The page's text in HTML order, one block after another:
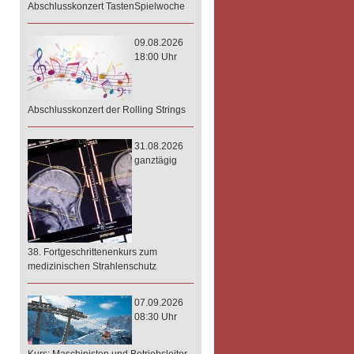
Abschlusskonzert TastenSpielwoche
09.08.2026
18:00 Uhr
Abschlusskonzert der Rolling Strings
31.08.2026
ganztägig
38. Fortgeschrittenenkurs zum
medizinischen Strahlenschutz
07.09.2026
08:30 Uhr